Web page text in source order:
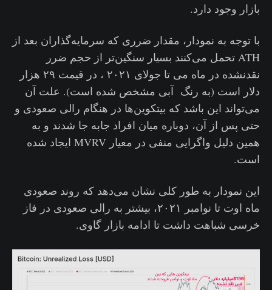
بازار وجود دارد.
با توجه به نمودار، مقدار ضرری که سرمایه‌گذاران بعد از
ATH تحمل می‌کنند بسیار سنگین‌تر از حجم ضرر
نقدنشده در ماه می تا جولای ۲۰۲۱ ، در قیمت ۲۹ هزار
دلار است (به رنگ آبی مشخص شده است). علت آن
می‌تواند این باشد که بیتکوین‌ها در هنگام رالی صعودی و
حتی پس از آن، دوباره میان افراد جابه جا شدند و به
همین دلیل واگرایی منفی در معیار MVRV ایجاد شده
است.
این نمودار به طور کلی نشان‌ می‌دهد که روند صعودی
ماه اوت تا نوامبر ۲۰۲۱، بیشتر به رالی صعودی در فاز
خرسی شباهت داشت تا ادامه بازار گاوی.